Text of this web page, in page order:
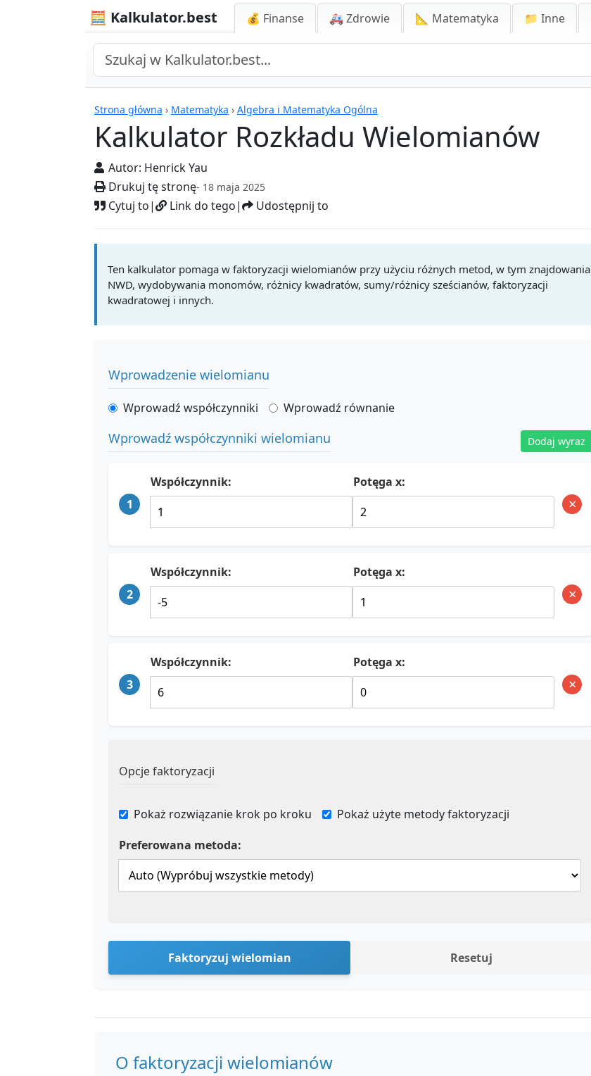
🧮 Kalkulator.best 💰 Finanse 🚑 Zdrowie 📐 Matematyka 📁 Inne
Strona główna › Matematyka › Algebra i Matematyka Ogólna
Kalkulator Rozkładu Wielomianów
Autor: Henrick Yau
Drukuj tę stronę- 18 maja 2025
Cytuj to| Link do tego| Udostępnij to
Kalkulatory
Ten kalkulator pomaga w faktoryzacji wielomianów przy użyciu różnych metod, w tym znajdowania
NWD, wydobywania monomów, różnicy kwadratów, sumy/różnicy sześcianów, faktoryzacji
kwadratowej i innych.
Wprowadzenie wielomianu
Wprowadź współczynniki Wprowadź równanie
Wprowadź współczynniki wielomianu Dodaj wyraz
1
Współczynnik: Potęga x:
×
2
Współczynnik: Potęga x:
×
3
Współczynnik: Potęga x:
×
Opcje faktoryzacji
Pokaż rozwiązanie krok po kroku
Pokaż użyte metody faktoryzacji
Preferowana metoda:
Faktoryzuj wielomian Resetuj
O faktoryzacji wielomianów